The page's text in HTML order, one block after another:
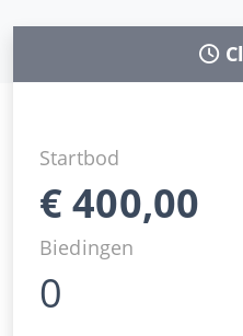
Startbod
€400,00
Biedingen
0